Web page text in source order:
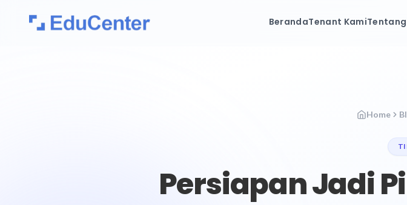
BerandaTenant Kami
Home
Persiapan Jadi